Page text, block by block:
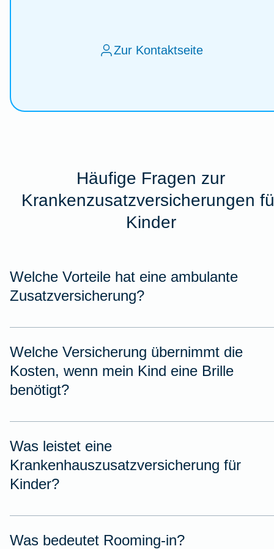
Zur Kontaktseite
Häufige Fragen zur
Krankenzusatzversicherungen
Kinder
Welche Vorteile hat eine ambulante
Zusatzversicherung?
Welche Versicherung übernimmt die
Kosten, wenn mein Kind eine Brille
benötigt?
Was leistet eine
Krankenhauszusatzversicherung für
Kinder?
Was bedeutet Rooming-in?